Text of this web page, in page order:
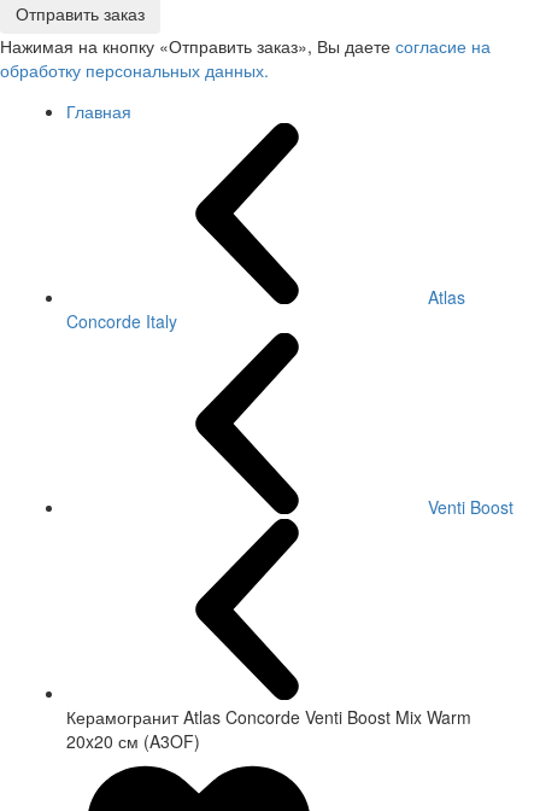
Отправить заказ
Нажимая на кнопку «Отправить заказ», Вы даете согласие на
обработку персональных данных.
Главная
Atlas
Concorde Italy
Venti Boost
Керамогранит Atlas Concorde Venti Boost Mix Warm
20x20 см (A3OF)